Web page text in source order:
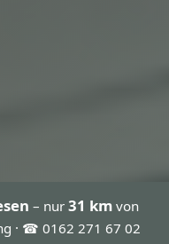
– nur 31 km von
· ☎ 0162 271 67 02